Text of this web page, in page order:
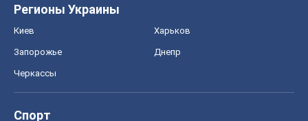
Регионы Украины
Киев Харьков
Запорожье Днепр
Черкассы
Спорт